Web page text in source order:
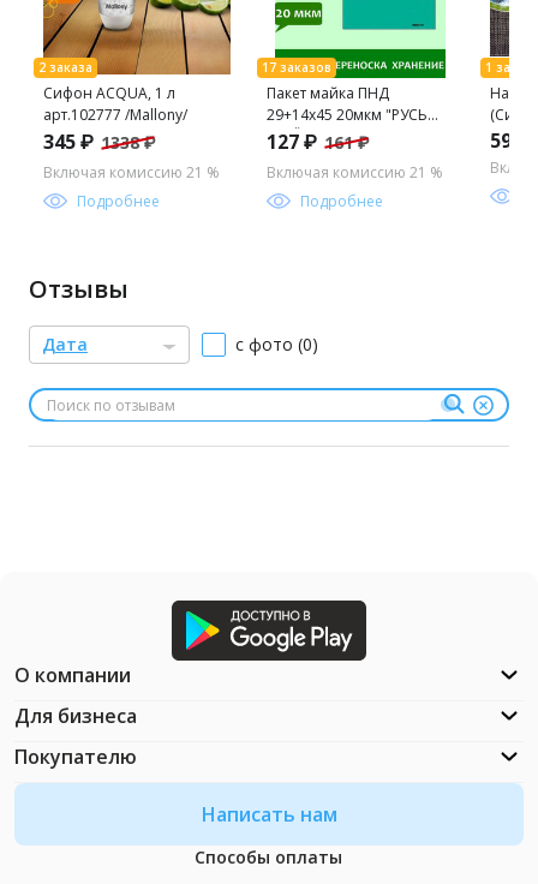
Сифон ACQUA, 1 л
арт.102777 /Mallony/
345 ₽ 1338 ₽
Включая комиссию 21 %
Подробнее
Пакет майка ПНД
29+14х45 20мкм "РУСЬ
ЗЕЛЁНАЯ" упак/50шт.
127 ₽ 161 ₽
Включая комиссию 21 %
Подробнее
15см,
уп
592
Отзывы
Дата с фото (0)
Написать нам
Способы оплаты
О компании
Для бизнеса
Покупателю